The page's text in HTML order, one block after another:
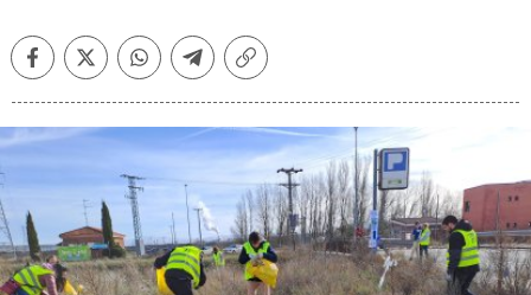
FacebookTwitterWhatsappTelegramCopiar